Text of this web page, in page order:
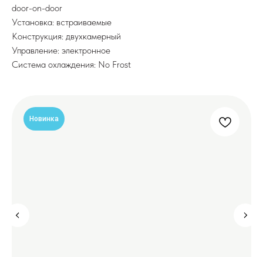
door-on-door
Установка: встраиваемые
Конструкция: двухкамерный
Управление: электронное
Система охлаждения: No Frost
Новинка